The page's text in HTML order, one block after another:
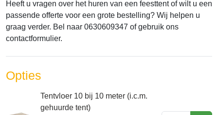
Heeft u vragen over het huren van een feesttent of wilt u een
passende offerte voor een grote bestelling? Wij helpen u
graag verder. Bel naar 0630609347 of gebruik ons
contactformulier.
Opties
Tentvloer 10 bij 10 meter (i.c.m.
gehuurde tent)